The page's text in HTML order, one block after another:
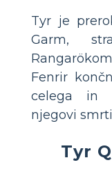
Tyr je
Garm,
Fenrir
celega in
njegovi
Tyr